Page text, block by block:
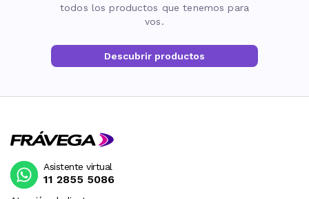
todos los productos que tenemos para
vos.
Descubrir productos
Asistente virtual
11 2855 5086